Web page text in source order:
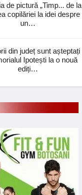
de pictură „Timp... de la
copilăriei la idei despre
un…
din județ sunt așteptați
Ipotești la o nouă
ediți…